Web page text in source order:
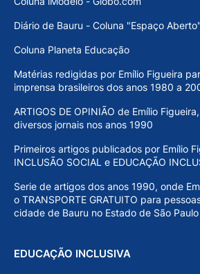
Diário de Bauru - Coluna "Espaço Aberto"
Coluna Planeta Educação
Matérias redigidas por Emílio Figueira
imprensa brasileiros dos anos 1980 a
ARTIGOS DE OPINIÃO de Emílio
diversos jornais nos anos 1990
Primeiros artigos publicados por Emílio
INCLUSÃO SOCIAL e EDUCAÇÃO
Serie de artigos dos anos 1990, onde
o TRANSPORTE GRATUITO para
cidade de Bauru no Estado de São Paulo
EDUCAÇÃO INCLUSIVA